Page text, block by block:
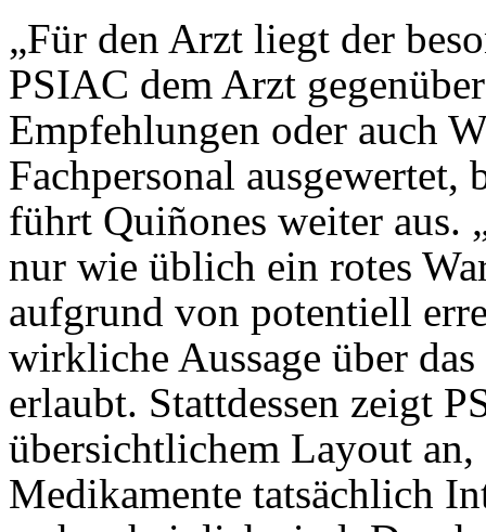
„Für den Arzt liegt der
PSIAC dem Arzt
Empfehlungen oder auch
Fachpersonal
führt Quiñones weiter
nur wie üblich ein rotes
aufgrund von potentiell
wirkliche Aussage über
erlaubt. Stattdessen zeigt
übersichtlichem Layout
Medikamente tatsächlich